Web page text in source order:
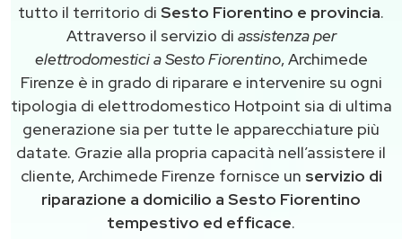
tutto il territorio di Sesto Fiorentino e provincia.
Attraverso il servizio di assistenza per
elettrodomestici a Sesto Fiorentino, Archimede
Firenze è in grado di riparare e intervenire su ogni
tipologia di elettrodomestico Hotpoint sia di ultima
generazione sia per tutte le apparecchiature più
datate. Grazie alla propria capacità nell’assistere il
cliente, Archimede Firenze fornisce un servizio di
riparazione a domicilio a Sesto Fiorentino
tempestivo ed efficace.